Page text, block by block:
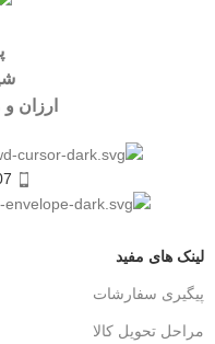
ارزان
لینک های مفید
پیگیری سفارشات
مراحل تحویل کالا